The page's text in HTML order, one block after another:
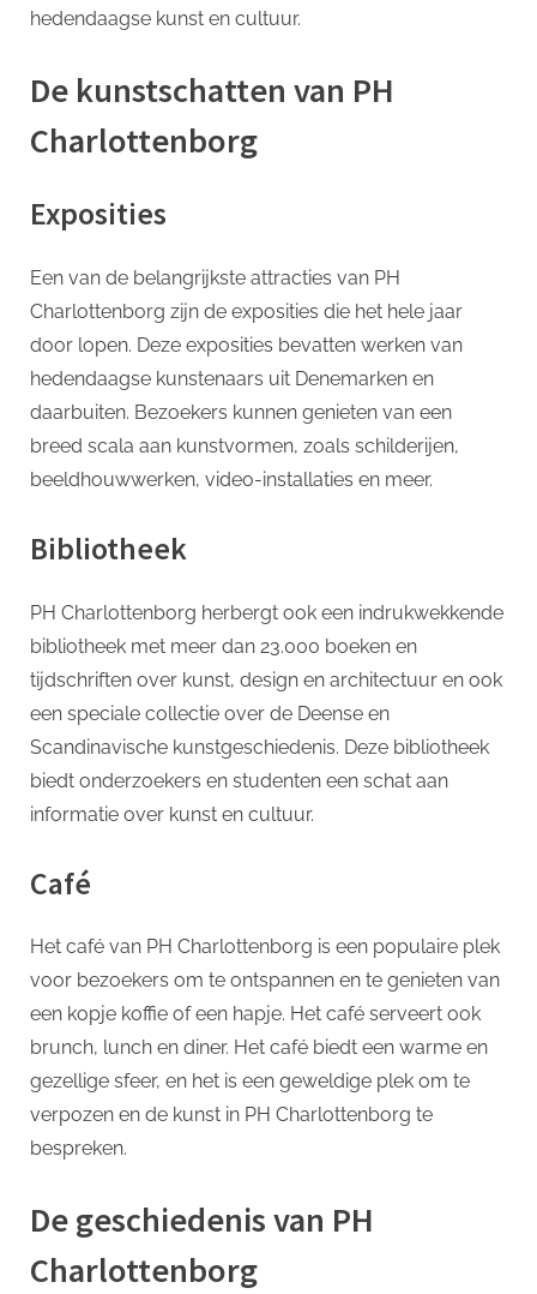
hedendaagse kunst en cultuur.
De kunstschatten van PH
Charlottenborg
Exposities
Een van de belangrijkste attracties van PH
Charlottenborg zijn de exposities die het hele jaar
door lopen. Deze exposities bevatten werken van
hedendaagse kunstenaars uit Denemarken en
daarbuiten. Bezoekers kunnen genieten van een
breed scala aan kunstvormen, zoals schilderijen,
beeldhouwwerken, video-installaties en meer.
Bibliotheek
PH Charlottenborg herbergt ook een indrukwekkende
bibliotheek met meer dan 23.000 boeken en
tijdschriften over kunst, design en architectuur en ook
een speciale collectie over de Deense en
Scandinavische kunstgeschiedenis. Deze bibliotheek
biedt onderzoekers en studenten een schat aan
informatie over kunst en cultuur.
Café
Het café van PH Charlottenborg is een populaire plek
voor bezoekers om te ontspannen en te genieten van
een kopje koffie of een hapje. Het café serveert ook
brunch, lunch en diner. Het café biedt een warme en
gezellige sfeer, en het is een geweldige plek om te
verpozen en de kunst in PH Charlottenborg te
bespreken.
De geschiedenis van PH
Charlottenborg